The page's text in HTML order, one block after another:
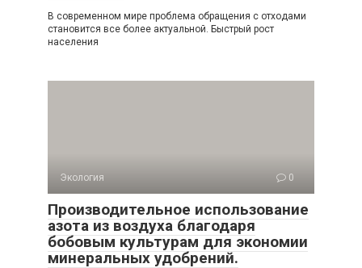
В современном мире проблема обращения с отходами
становится все более актуальной. Быстрый рост
населения
Экология 0
Производительное использование
азота из воздуха благодаря
бобовым культурам для экономии
минеральных удобрений.